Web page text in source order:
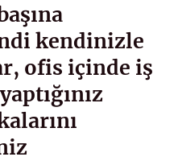
kendinizle
ofis içinde iş